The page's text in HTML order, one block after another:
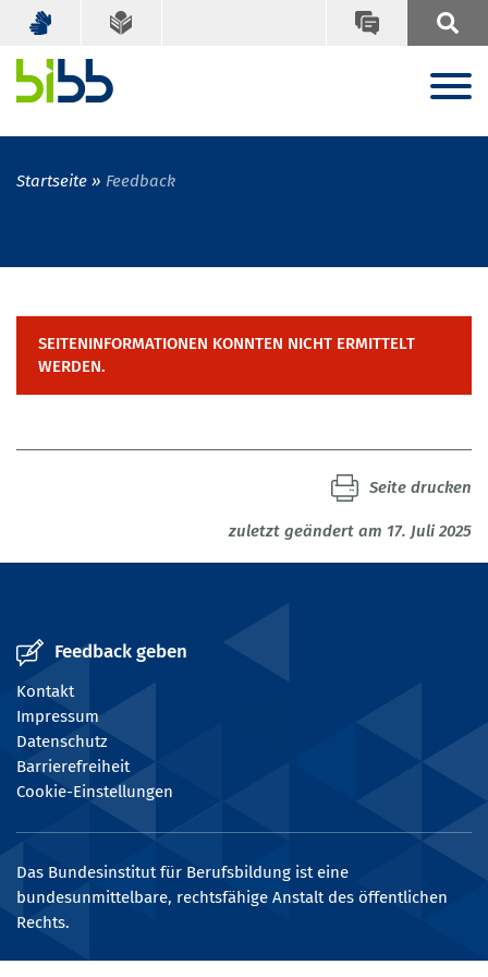
Startseite Feedback
SEITENINFORMATIONEN KONNTEN NICHT ERMITTELT
WERDEN.
zuletzt geändert am 17. Juli 2025
Seite drucken
Feedback geben
Kontakt
Impressum
Datenschutz
Barrierefreiheit
Cookie-Einstellungen
Das Bundesinstitut für Berufsbildung ist eine
bundesunmittelbare, rechtsfähige Anstalt des öffentlichen
Rechts.